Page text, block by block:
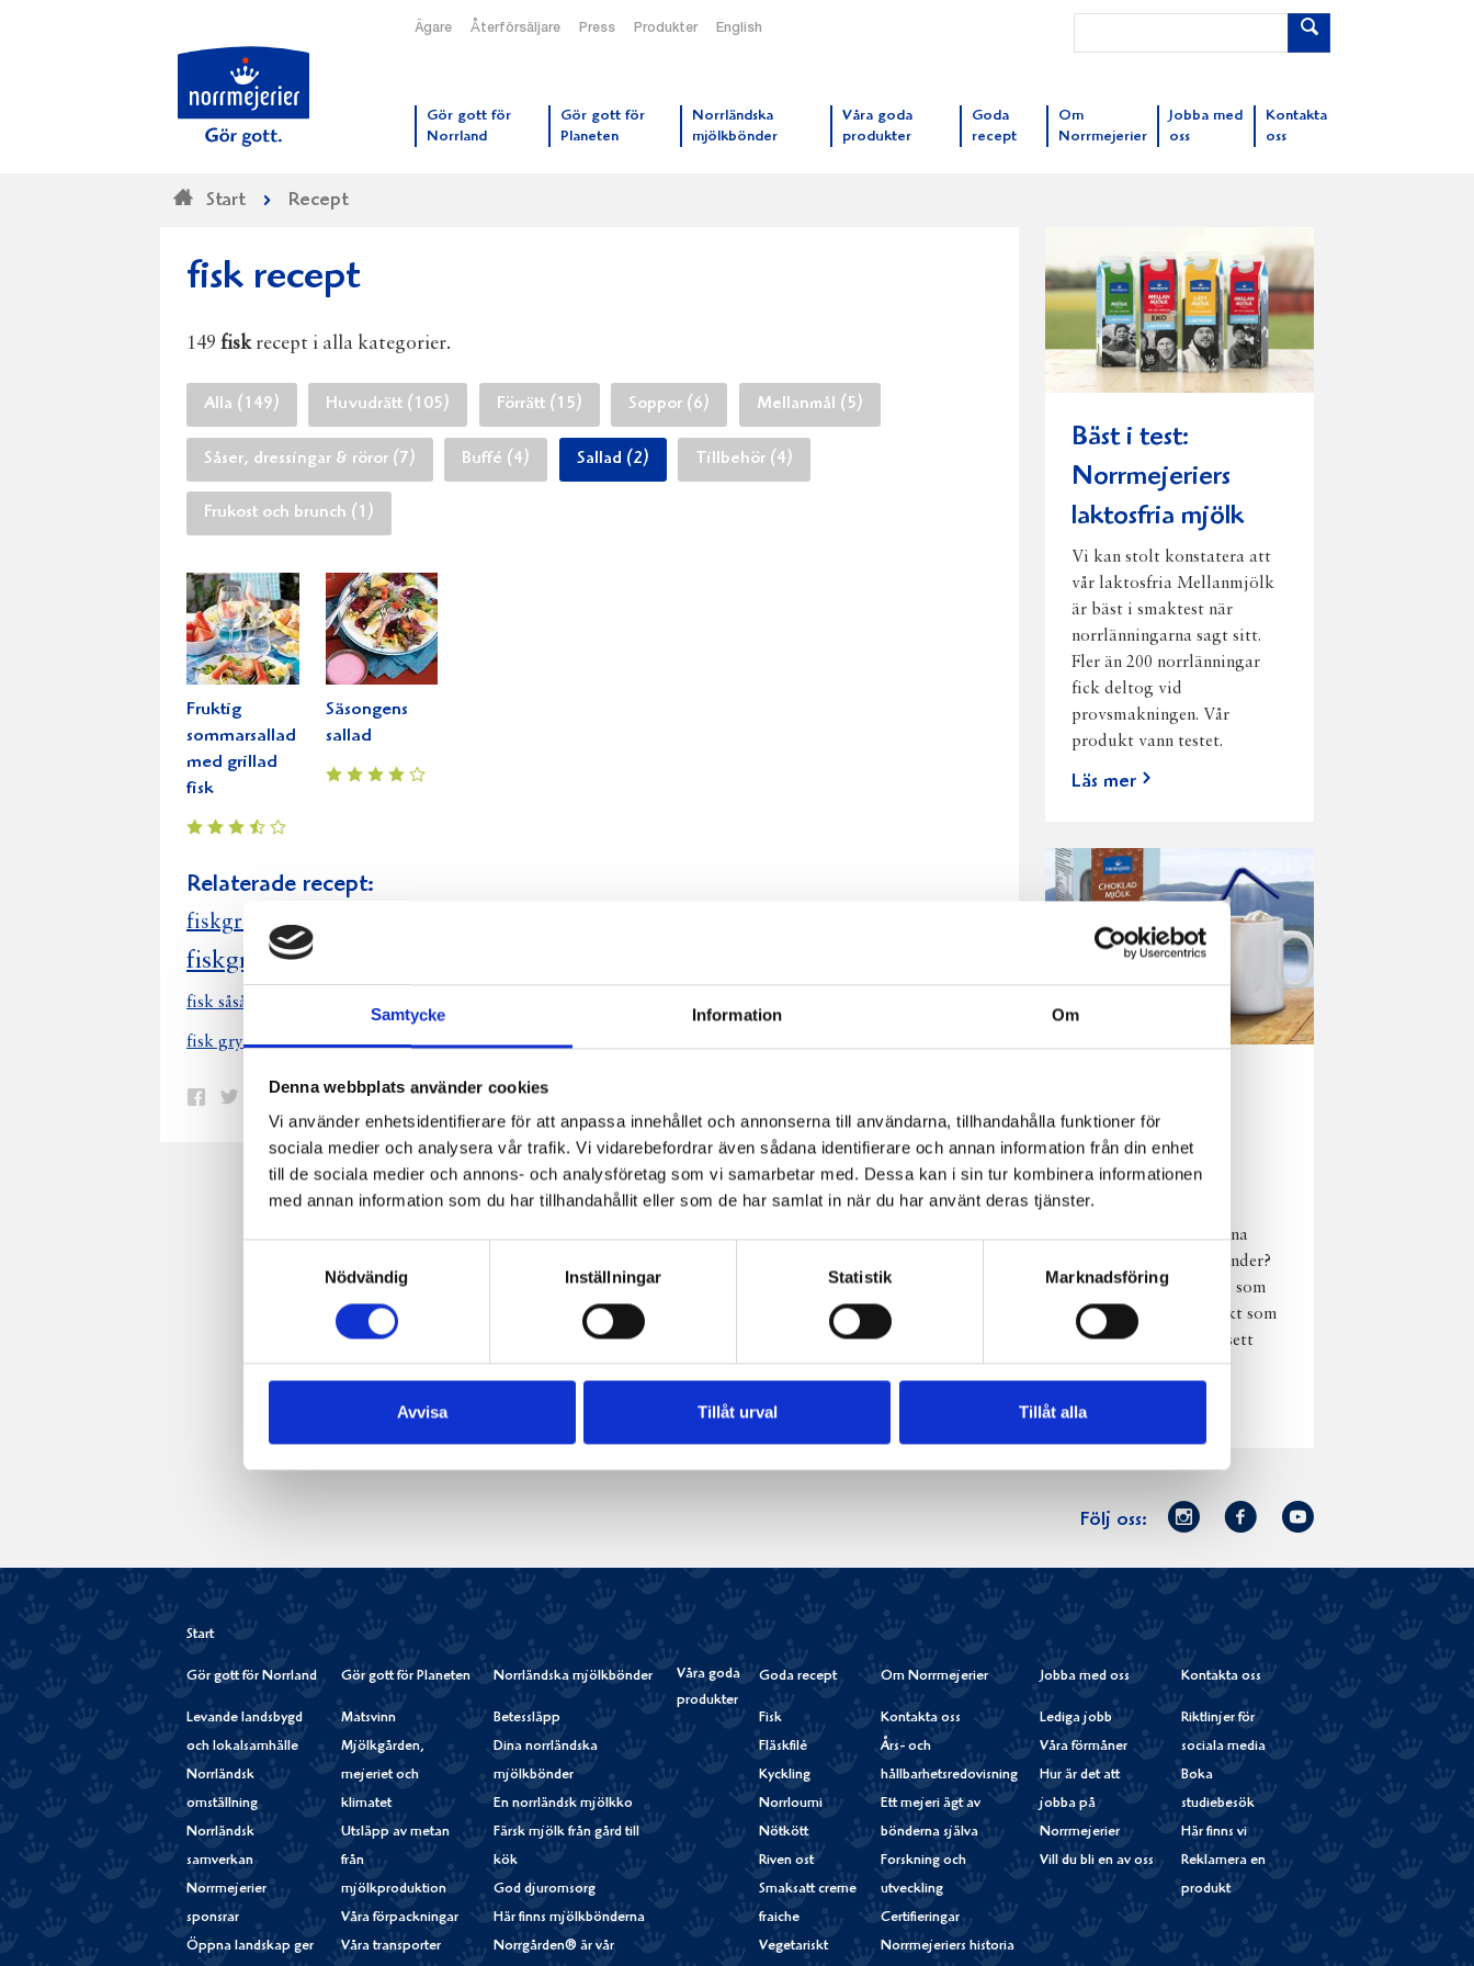
Samtycke Information Om
Denna webbplats använder cookies
Vi använder enhetsidentifierare för att anpassa innehållet och annonserna till användarna, tillhandahålla funktioner för
sociala medier och analysera vår trafik. Vi vidarebefordrar även sådana identifierare och annan information från din enhet
till de sociala medier och annons- och analysföretag som vi samarbetar med. Dessa kan i sin tur kombinera informationen
med annan information som du har tillhandahållit eller som de har samlat in när du har använt deras tjänster.
Nödvändig
Inställningar Statistik Marknadsföring
Avvisa Tillåt urval Tillåt alla
Ägare Återförsäljare Press Produkter English
Gör gott för
Norrland
Gör gott för
Planeten
Norrländska
mjölkbönder
Våra goda
produkter
Goda
recept
Om
Norrmejerier
Jobba med
oss
Kontakta
oss
Start Recept
fisk recept
149 fiskrecept i alla kategorier.
Alla (149) Huvudrätt (105) Förrätt (15) Soppor (6) Mellanmål (5)
Såser, dressingar & röror (7) Buffé (4) Sallad (2) Tillbehör (4)
Frukost och brunch (1)
Fruktig
sommarsallad
med grillad
fisk
Säsongens
sallad
Relaterade recept:
fiskgra lutfisk
fiskgrat fiskrätt
fisk såså
fisk gryta fiskplanka mandelfisk fisksoppor
Dela
Facebook
Dela
Twitter
Dela
på
Pinterest
Dela
via
e-
Skriv
ut
Bäst i test:
Norrmejeriers
laktosfria mjölk
Vi kan stolt konstatera att
vår laktosfria Mellanmjölk
är bäst i smaktest när
norrlänningarna sagt sitt.
Fler än 200 norrlänningar
fick deltog vid
provsmakningen. Vår
produkt vann testet.
Läs mer
njutning i alla
väder
Har du provat
chokladmjölk från dina
norrländska mjölkbönder?
Den är lika god varm som
kall och passar perfekt som
vardagsnjutning oavsett
väder, året om.
Läs mer
Följ oss:
Norrmejerier
Instagram
Facebook
Youtube
Start
Gör gott för Norrland
Levande landsbygd
och lokalsamhälle
Norrländsk
omställning
Norrländsk
samverkan
Norrmejerier
sponsrar
Öppna landskap ger
Gör gott för Planeten
Matsvinn
Mjölkgården,
mejeriet och
klimatet
Utsläpp av metan
från
mjölkproduktion
Våra förpackningar
Våra transporter
Norrländska mjölkbönder
Betessläpp
Dina norrländska
mjölkbönder
En norrländsk mjölkko
Färsk mjölk från gård till
kök
God djuromsorg
Här finns mjölkbönderna
Norrgården® är vår
Våra goda
produkter
Goda recept
Fisk
Fläskfilé
Kyckling
Norrloumi
Nötkött
Riven ost
Smaksatt creme
fraiche
Vegetariskt
Om Norrmejerier
Kontakta oss
Års- och
hållbarhetsredovisning
Ett mejeri ägt av
bönderna själva
Forskning och
utveckling
Certifieringar
Norrmejeriers historia
Jobba med oss
Lediga jobb
Våra förmåner
Hur är det att
jobba på
Norrmejerier
Vill du bli en av oss
Kontakta oss
Riktlinjer för
sociala media
Boka
studiebesök
Här finns vi
Reklamera en
produkt